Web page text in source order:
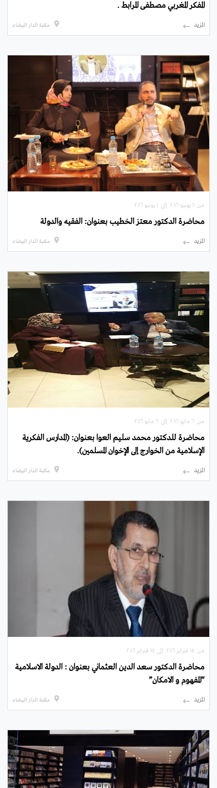
المفكر المغربي مصطفى المرابط .
المزيد مكتبة الدار البيضاء
من ۱ يونيو ۲۰۱٦ إلى ۱ يونيو ۲۰۱٦
محاضرة الدكتور معتز الخطيب بعنوان: الفقيه والدولة
المزيد مكتبة الدار البيضاء
من ٦ مايو ۲۰۱٦ إلى ٦ مايو ۲۰۱٦
محاضرة للدكتور محمد سليم العوا بعنوان: (المدارس الفكرية
الإسلامية من الخوارج إلى الإخوان المسلمين).
المزيد مكتبة الدار البيضاء
من ۱٤ فبراير ۲۰۱٦ إلى ۱٤ فبراير ۲۰۱٦
محاضرة الدكتور سعد الدين العثماني بعنوان : الدولة الاسلامية
“المفهوم و الامكان”
المزيد مكتبة الدار البيضاء